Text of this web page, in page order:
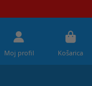
Moj profil Košarica